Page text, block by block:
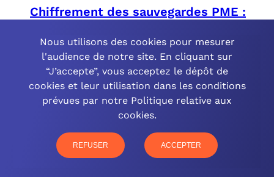
Chiffrement des sauvegardes PME :
Ocineo vous parle d’informatique 10 December
Automatisation des sauvegardes pour
les PME : Solutions et Avantages
Nous utilisons des cookies pour mesurer
l'audience de notre site. En cliquant sur
“J’accepte”, vous acceptez le dépôt de
cookies et leur utilisation dans les conditions
prévues par notre Politique relative aux
cookies.
REFUSER ACCEPTER